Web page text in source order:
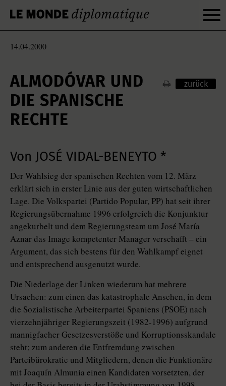
14.04.2000
ALMODÓVAR UND
DIE SPANISCHE
RECHTE
zurück
Von JOSÉ VIDAL-BENEYTO *
Der Wahlsieg der spanischen Rechten vom 12. März
erklärt sich in erster Linie aus der guten wirtschaftlichen
Lage. Die Volkspartei (Partido Popular, PP) hat seit ihrer
Regierungsübernahme 1996 erfolgreich die Konjunktur
angekurbelt und dem Regierungsteam um José María
Aznar das Image kompetenter Manager verschafft – ein
Argument, das sich bestens für den Wahlkampf eignet
und entsprechend ausgenutzt wurde.
Die Niederlage der Linken wiederum hat mehrere
Ursachen: zum einen das katastrophale Ansehen, in dem
die Sozialistische Arbeiterpartei Spaniens (PSOE) nach
vierzehnjähriger Regierungszeit (1982-1996) aufgrund
mannigfacher Gesetzesverstöße und Korruptionsskandale
steht; zum anderen die Entfremdung zwischen
Parteibürokratie und Mitgliedern, denen die Funktionäre
mit Joaquín Almunia einen Kandidaten vorsetzten, der